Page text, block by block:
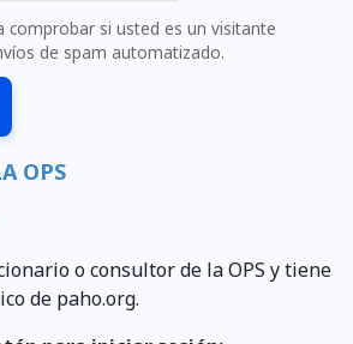
comprobar si usted es un visitante
de spam automatizado.
OPS
o consultor de la OPS y tiene
de paho.org.